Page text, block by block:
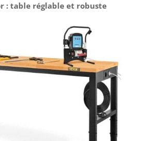
: table réglable et robuste